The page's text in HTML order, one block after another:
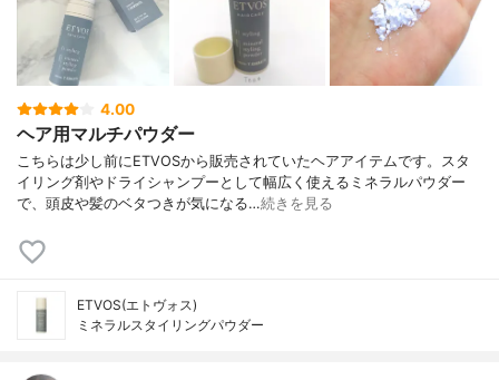
4.00
ヘア用マルチパウダー
こちらは少し前にETVOSから販売されていたヘアアイテムです。スタ
イリング剤やドライシャンプーとして幅広く使えるミネラルパウダー
で、頭皮や髪のベタつきが気になる…続きを見る
ETVOS(エトヴォス)
ミネラルスタイリングパウダー